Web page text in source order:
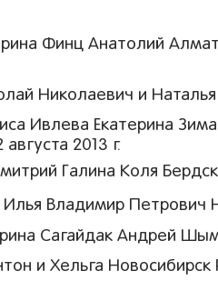
Финц Анатолий
Николаевич и
Ивлева Екатерина
2013 г.
Галина Коля Бердск
Владимир Петрович
Сагайдак Андрей
и Хельга Новосибирск